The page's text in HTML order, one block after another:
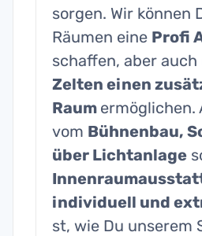
sorgen. Wir können
Räumen eine Profi
schaffen, aber
Zelten einen
Raum ermöglichen.
vom Bühnenbau,
über Lichtanlage
individuell und
st, wie Du unserem